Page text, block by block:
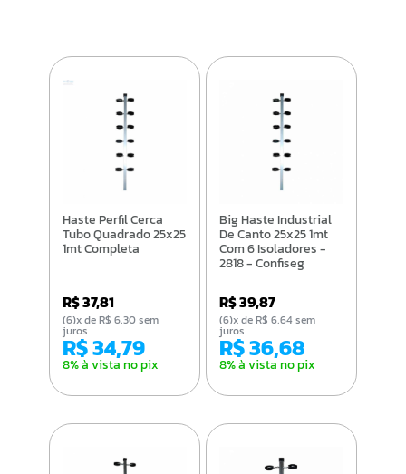
Haste Perfil Cerca
Tubo Quadrado 25x25
1mt Completa
R$ 37,81
R$ 34,79
8% à vista no pix
(6)x de R$ 6,30 sem
juros
Big Haste Industrial
De Canto 25x25 1mt
Com 6 Isoladores -
2818 - Confiseg
R$ 39,87
R$ 36,68
8% à vista no pix
(6)x de R$ 6,64 sem
juros